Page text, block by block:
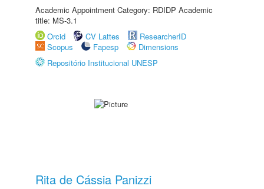
Academic Appointment Category: RDIDP Academic
title: MS-3.1
Orcid
CV Lattes
ResearcherID
Scopus
Fapesp
Dimensions
Repositório Institucional UNESP
Rita de Cássia Panizzi